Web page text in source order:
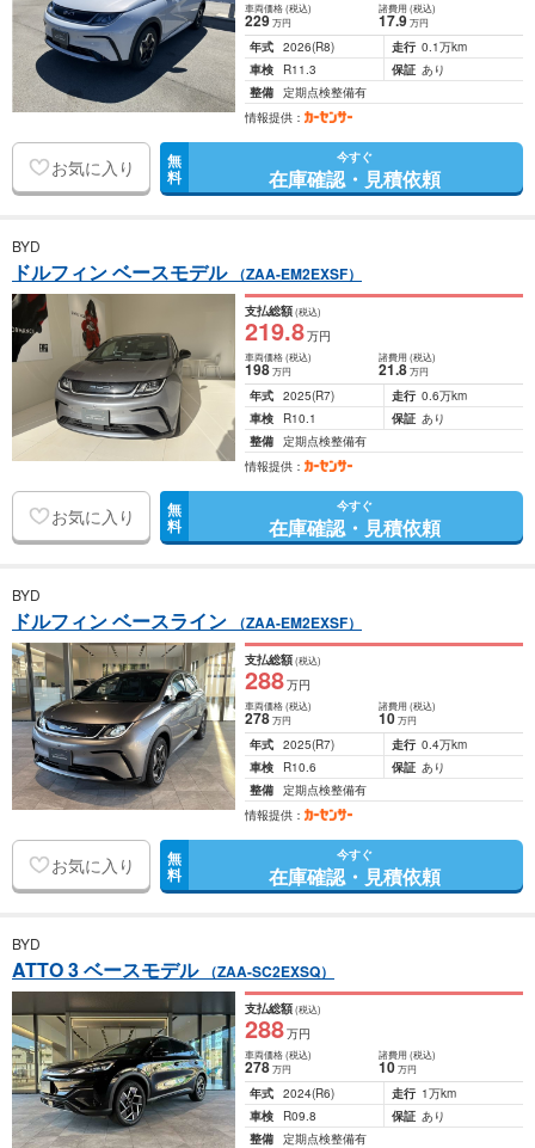
車両価格(税込)
229万円
諸費用 (税込)
17.9 万円
年式 2026(R8) 走行 0.1万km
車検
R11.3 保証 あり
整備 定期点検整備有
情報提供：
お気に入り 無
料
今すぐ
在庫確認・見積依頼
BYD
ドルフィン ベースモデル （ZAA-EM2EXSF）
支払総額(税込)
219.8万円
車両価格(税込)
198万円
諸費用 (税込)
21.8 万円
年式 2025(R7) 走行 0.6万km
車検
R10.1 保証 あり
整備 定期点検整備有
情報提供：
お気に入り 無
料
今すぐ
在庫確認・見積依頼
BYD
ドルフィン ベースライン （ZAA-EM2EXSF）
支払総額(税込)
288万円
車両価格(税込)
278万円
諸費用 (税込)
10 万円
年式 2025(R7) 走行 0.4万km
車検
R10.6 保証 あり
整備 定期点検整備有
情報提供：
お気に入り 無
料
今すぐ
在庫確認・見積依頼
BYD
ATTO 3 ベースモデル （ZAA-SC2EXSQ）
支払総額(税込)
288万円
車両価格(税込)
278万円
諸費用 (税込)
10 万円
年式 2024(R6) 走行 1万km
車検
R09.8 保証 あり
整備 定期点検整備有